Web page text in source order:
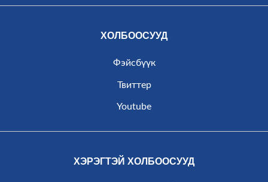
ХОЛБООСУУД
Фэйсбүүк
Твиттер
Youtube
ХЭРЭГТЭЙ ХОЛБООСУУД